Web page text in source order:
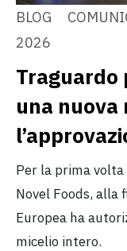
BLOG
2026
Traguardo
una
Per la prima
Novel Foods, alla
Europea ha
micelio intero.